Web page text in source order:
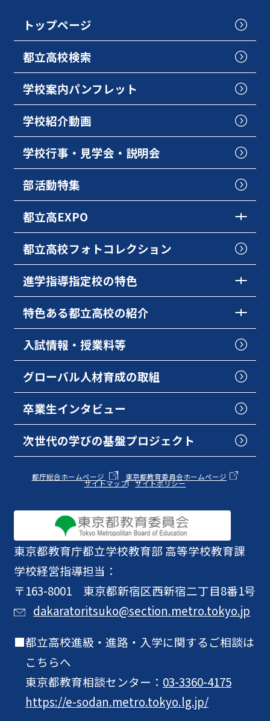
東京都教育庁都立学校教育部 高等学校教育課
学校経営指導担当：
〒163-8001 東京都新宿区西新宿二丁目8番1号
dakaratoritsuko@section.metro.tokyo.jp
都立高校進級・進路・入学に関するご相談は
こちらへ
東京都教育相談センター： 03-3360-4175
https://e-sodan.metro.tokyo.lg.jp/
トップページ
都立高校検索
学校案内パンフレット
学校紹介動画
学校行事・見学会・説明会
部活動特集
都立高EXPO
都立高校フォトコレクション
進学指導指定校の特色
特色ある都立高校の紹介
入試情報・授業料等
グローバル人材育成の取組
卒業生インタビュー
次世代の学びの基盤プロジェクト
都庁総合ホームページ 東京都教育委員会ホームページ
サイトマップ サイトポリシー